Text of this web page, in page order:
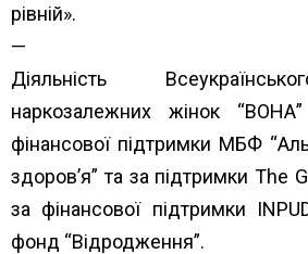
рівній».
—
Діяльність
наркозалежних жінок
фінансової підтримки МБФ “
здоров’я”та за підтримки The
за фінансової підтримки
фонд “Відродження”.